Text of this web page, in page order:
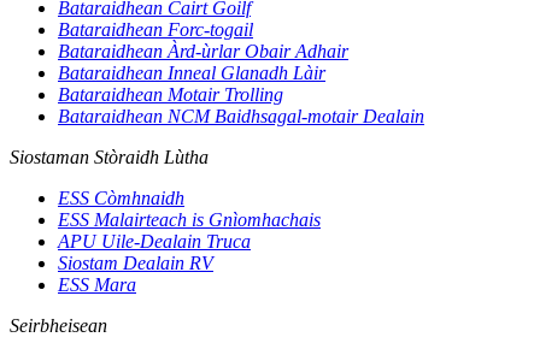
Bataraidhean Cairt Goilf
Bataraidhean Forc-togail
Bataraidhean Àrd-ùrlar Obair Adhair
Bataraidhean Inneal Glanadh Làir
Bataraidhean Motair Trolling
Bataraidhean NCM Baidhsagal-motair Dealain
Siostaman Stòraidh Lùtha
ESS Còmhnaidh
ESS Malairteach is Gnìomhachais
APU Uile-Dealain Truca
Siostam Dealain RV
ESS Mara
Seirbheisean